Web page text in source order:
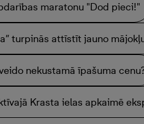
maratonu "Dod pieci!"
turpinās attīstīt jauno
nekustamā īpašuma
Krasta ielas apkaimē